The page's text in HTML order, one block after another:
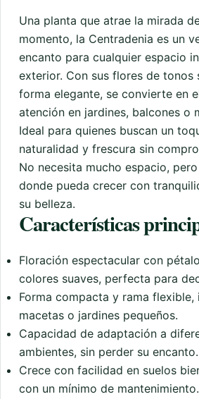
Una planta que atrae la mirada
momento, la Centradenia es un
encanto para cualquier espacio
exterior. Con sus flores de tonos
forma elegante, se convierte en
atención en jardines, balcones o
Ideal para quienes buscan un
naturalidad y frescura sin
No necesita mucho espacio,
donde pueda crecer con
su belleza.
Características
Floración espectacular con
colores suaves, perfecta para
Forma compacta y rama flexible,
macetas o jardines pequeños.
Capacidad de adaptación a
ambientes, sin perder su encanto.
Crece con facilidad en suelos
con un mínimo de mantenimiento.